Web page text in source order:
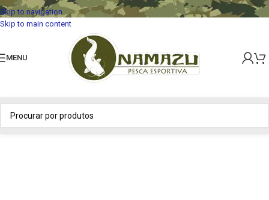
Skip to navigation
Skip to main content
MENU